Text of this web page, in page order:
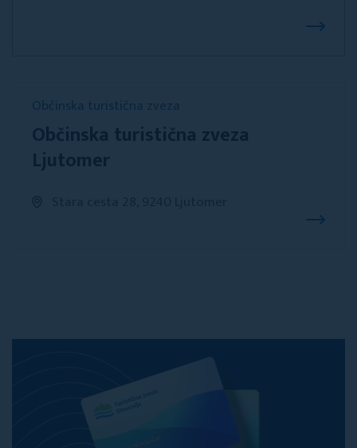
Občinska turistična zveza
Občinska turistična zveza
Ljutomer